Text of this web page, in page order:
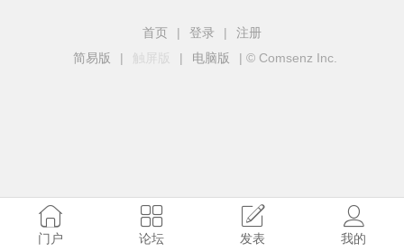
首页 | 登录 |
注册
简易版
| 触屏版 | 电脑版 | © Comsenz Inc.
门户 论坛 发表 我的